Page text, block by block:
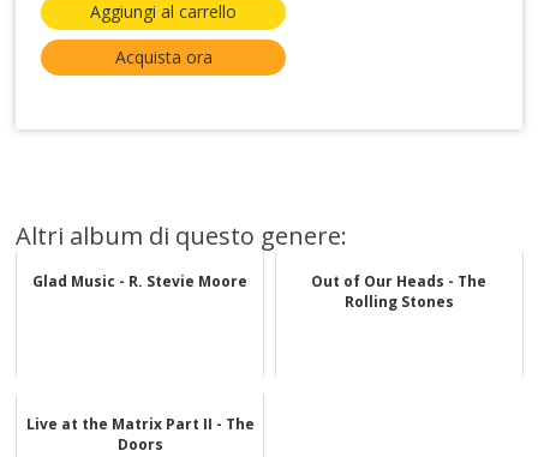
Aggiungi al carrello
Acquista ora
Altri album di questo genere:
Glad Music - R. Stevie Moore
Out of Our Heads - The
Rolling Stones
Live at the Matrix Part II - The
Doors